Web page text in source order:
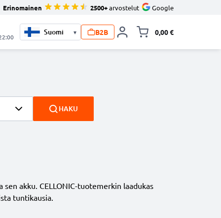
Erinomainen 2500+arvostelut Google
▾ B2B 0,00 €
HAKU
akku. CELLONIC-tuotemerkin laadukas
tuntikausia.